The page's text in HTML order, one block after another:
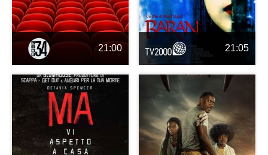
21:00 21:05